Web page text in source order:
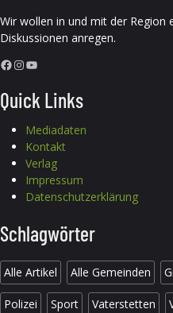
Wir wollen in und mit der Region
Diskussionen anregen.
Facebook InstagramYouTube
Quick Links
Mediadaten
Kontakt
Verlag
Impressum
Datenschutzerklärung
Schlagwörter
Alle Artikel Alle Gemeinden
Polizei Sport Vaterstetten